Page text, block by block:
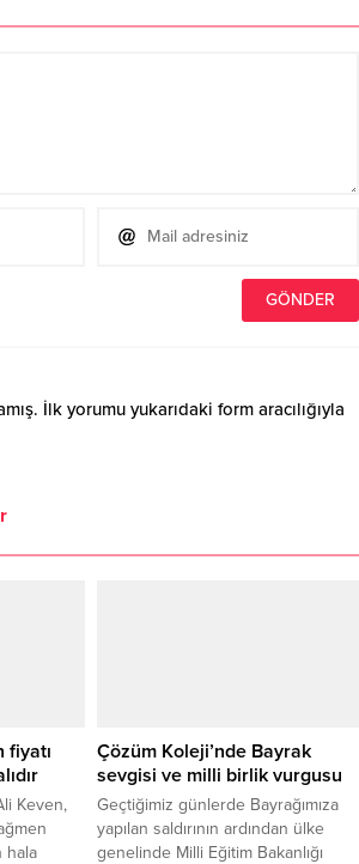
İlk yorumu yukarıdaki form aracılığıyla
fiyatı
Keven,
hala
Çözüm Koleji’nde Bayrak
sevgisi ve milli birlik vurgusu
Geçtiğimiz günlerde Bayrağımıza
yapılan saldırının ardından ülke
genelinde Milli Eğitim Bakanlığı